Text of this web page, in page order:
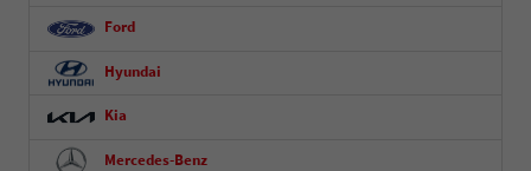
Ford
Hyundai
Kia
Mercedes-Benz